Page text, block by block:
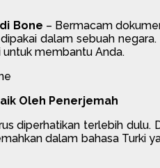
Bone – Bermacam
dalam sebuah
untuk membantu Anda.
Oleh Penerjemah
diperhatikan terlebih dulu.
dalam bahasa Turki